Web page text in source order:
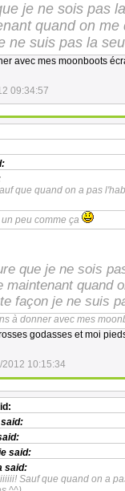
je ne sois pas
quand on
ne suis pas la
avec mes moonboots
09:34:57
que quand on a pas
peu comme ça
que je ne sois
maintenant quand
façon je ne suis
à donner avec mes
godasses et moi
2012 10:15:34
said:
said:
said:
Sauf que quand on a